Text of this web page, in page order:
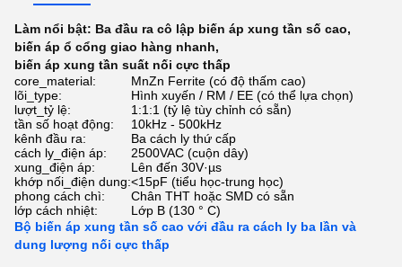
Làm nổi bật: Ba đầu ra cô lập biến áp xung tần số cao,
biến áp ổ cổng giao hàng nhanh,
biến áp xung tần suất nối cực thấp
core_material:
MnZn Ferrite (có độ thấm cao)
lõi_type:
Hình xuyến / RM / EE (có thể lựa chọn)
lượt_tỷ lệ:
1:1:1 (tỷ lệ tùy chỉnh có sẵn)
tần số hoạt động:
10kHz - 500kHz
kênh đầu ra:
Ba cách ly thứ cấp
cách ly_điện áp:
2500VAC (cuộn dây)
xung_điện áp:
Lên đến 30V·µs
khớp nối_điện dung:<15pF (tiểu học-trung học)
phong cách chì:
Chân THT hoặc SMD có sẵn
lớp cách nhiệt:
Lớp B (130 ° C)
Bộ biến áp xung tần số cao với đầu ra cách ly ba lần và
dung lượng nối cực thấp